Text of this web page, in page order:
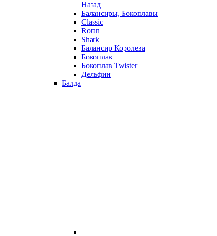
Назад
Балансиры, Бокоплавы
Classic
Rotan
Shark
Балансир Королева
Бокоплав
Бокоплав Twister
Дельфин
Балда